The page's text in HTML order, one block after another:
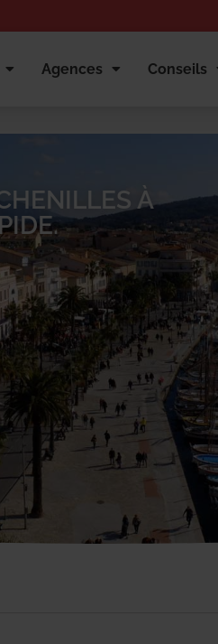
Agences Conseils
À